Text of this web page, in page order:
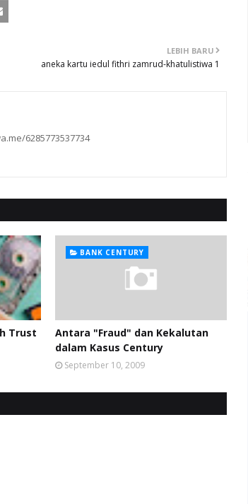
LEBIH BARU
aneka kartu iedul fithri zamrud-khatulistiwa 1
6285773537734
Trust
BANK CENTURY
Antara "Fraud" dan Kekalutan
dalam Kasus Century
September 10, 2009